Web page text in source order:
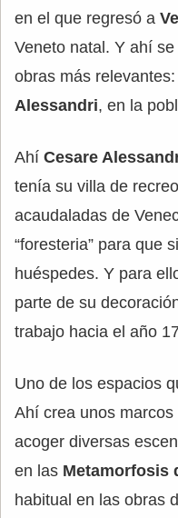
en el que regresó a
Veneto natal. Y ahí
obras más
Alessandri, en la
Ahí Cesare
tenía su villa de
acaudaladas de
“foresteria” para que
huéspedes. Y para
parte de su
trabajo hacia el año
Uno de los espacios
Ahí crea unos
acoger diversas
en las Metamorfosis
habitual en las obras